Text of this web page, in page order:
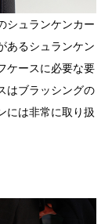
シュランケンカー
あるシュランケン
ケースに必要な要
はブラッシングの
には非常に取り扱